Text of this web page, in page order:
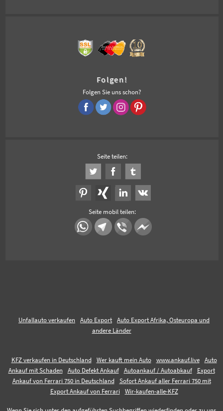
Folgen!
Folgen Sie uns schon?
Seite teilen:
Seite mobil teilen:
Unfallauto verkaufen Auto Export
Auto Export Afrika, Osteuropa und
andere Länder
KFZ verkaufen in Deutschland Wer kauft mein Auto www.ankauf.live
Auto
Ankauf mit Schaden
Auto Defekt Ankauf Autoankauf / Autoabkauf
Export
Ankauf von Ferrari 750 in Deutschland
Sofort Ankauf aller Ferrari 750 mit
Export Ankauf von Ferrari
Wir-kaufen-alle-KFZ